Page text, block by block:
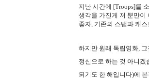
지난 시간에 [Troops]를
생각을 가진게 저 뿐만이
좋자, 기존의 스탭과 캐
하지만 원래 독립영화,
정신으로 하는 것 아니겠
되기도 한 해입니다)에